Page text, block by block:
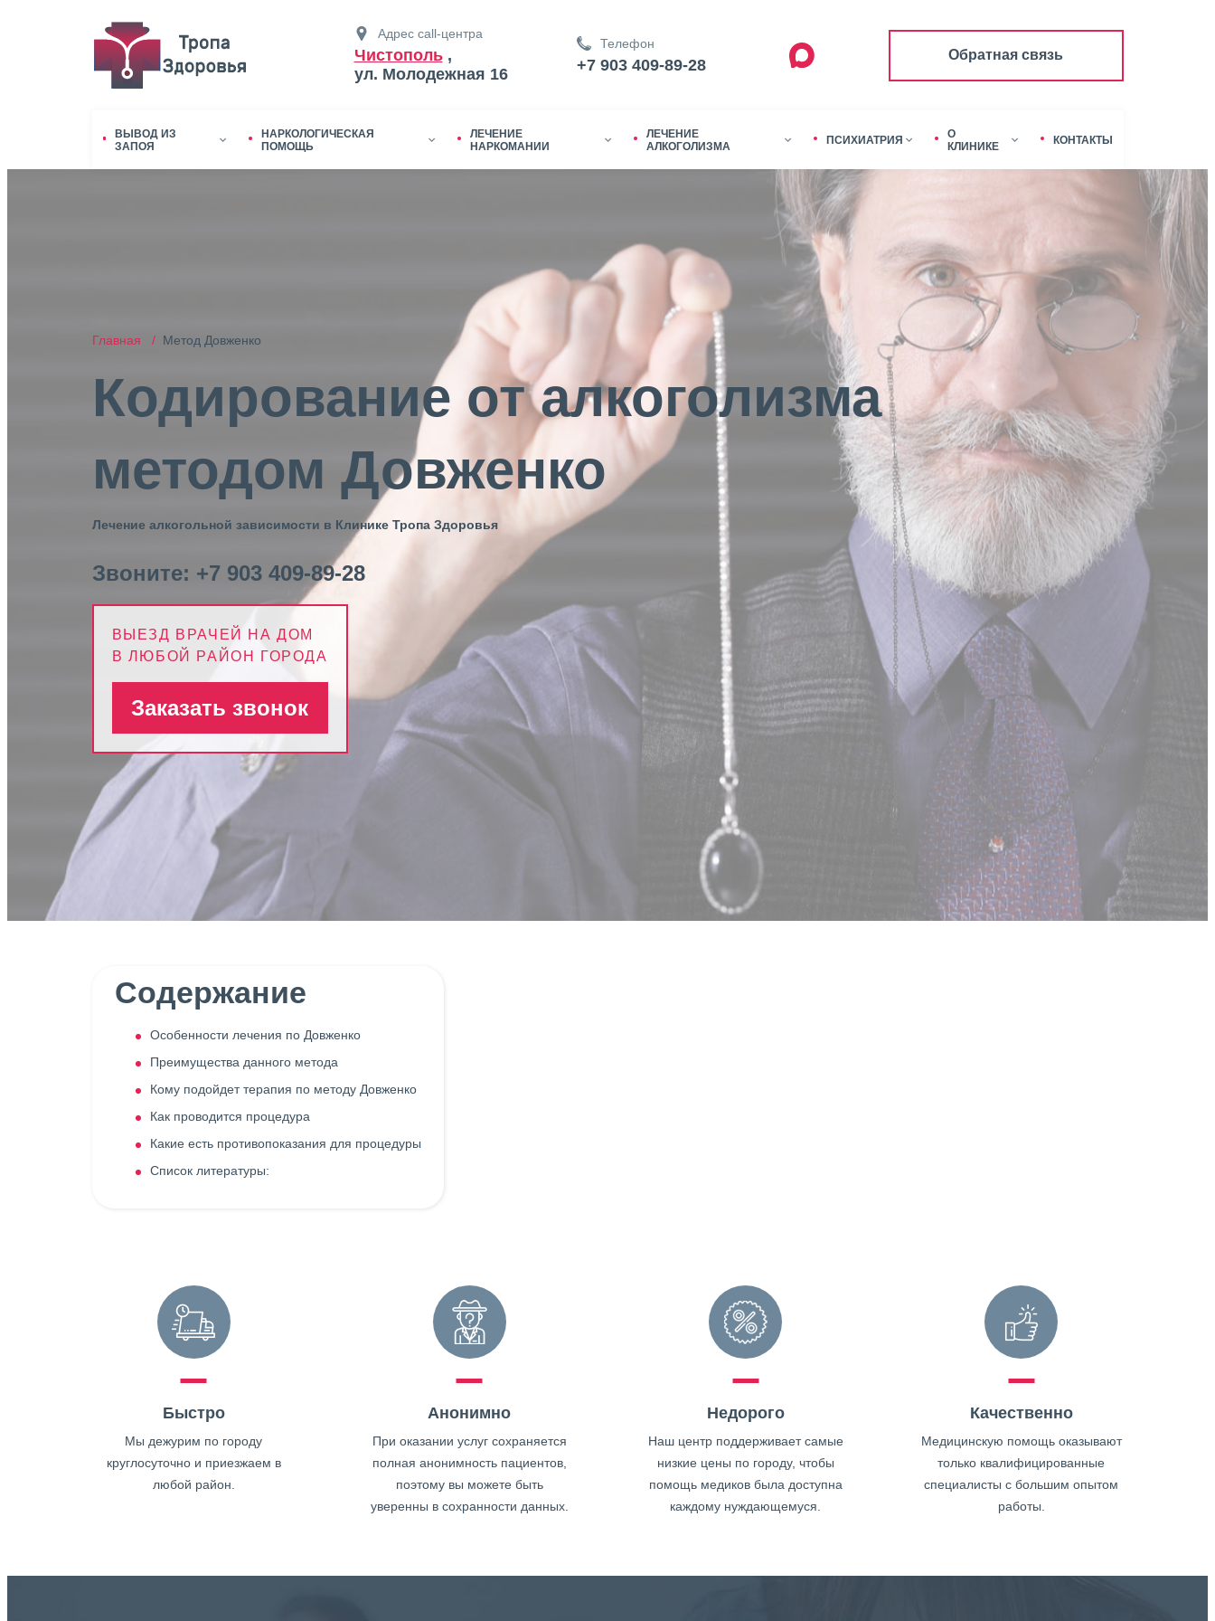
Адрес call-центра
Чистополь,
ул. Молодежная 16
Телефон
+7 903 409-89-28
Обратная связь
ВЫВОД ИЗ
ЗАПОЯ
НАРКОЛОГИЧЕСКАЯ
ПОМОЩЬ
ЛЕЧЕНИЕ
НАРКОМАНИИ
ЛЕЧЕНИЕ
АЛКОГОЛИЗМА
ПСИХИАТРИЯ
О
КЛИНИКЕ
КОНТАКТЫ
Главная / Метод Довженко
Кодирование от алкоголизма
методом Довженко
Лечение алкогольной зависимости в Клинике Тропа Здоровья
Звоните: +7 903 409-89-28
ВЫЕЗД ВРАЧЕЙ НА ДОМ
В ЛЮБОЙ РАЙОН ГОРОДА
Заказать звонок
Содержание
Особенности лечения по Довженко
Преимущества данного метода
Кому подойдет терапия по методу Довженко
Как проводится процедура
Какие есть противопоказания для процедуры
Список литературы:
Быстро
Мы дежурим по городу
круглосуточно и приезжаем в
любой район.
Анонимно
При оказании услуг сохраняется
полная анонимность пациентов,
поэтому вы можете быть
уверенны в сохранности данных.
Недорого
Наш центр поддерживает самые
низкие цены по городу, чтобы
помощь медиков была доступна
каждому нуждающемуся.
Качественно
Медицинскую помощь оказывают
только квалифицированные
специалисты с большим опытом
работы.